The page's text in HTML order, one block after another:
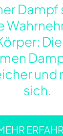
und
sich.